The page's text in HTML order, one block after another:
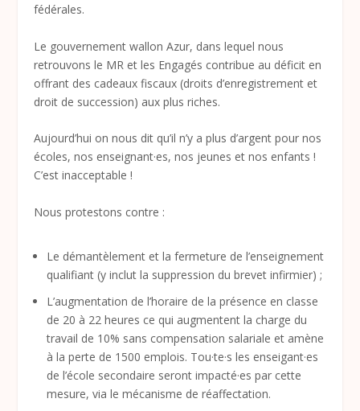
fédérales.
Le gouvernement wallon Azur, dans lequel nous
retrouvons le MR et les Engagés contribue au déficit en
offrant des cadeaux fiscaux (droits d’enregistrement et
droit de succession) aux plus riches.
Aujourd’hui on nous dit qu’il n’y a plus d’argent pour nos
écoles, nos enseignant·es, nos jeunes et nos enfants !
C’est inacceptable !
Nous protestons contre :
Le démantèlement et la fermeture de l’enseignement
qualifiant (y inclut la suppression du brevet infirmier) ;
L’augmentation de l’horaire de la présence en classe
de 20 à 22 heures ce qui augmentent la charge du
travail de 10% sans compensation salariale et amène
à la perte de 1500 emplois. Tou·te·s les enseigant·es
de l’école secondaire seront impacté·es par cette
mesure, via le mécanisme de réaffectation.